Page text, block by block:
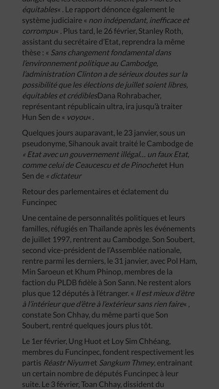
équitables« . Le rapport dénonce également le
système judiciaire « non indépendant, inefficace et
corrompu« . Plus tard, le 26 février, Stanley Roth,
assistant du secrétaire d’Etat, reprendra la même
thèse : « Sans changement fondamental dans
l’environnement politique au Cambodge,
l’administration Clinton a de sérieux doutes sur la
possibilité que les élections de juillet soient libres,
équitables et crédiblesDana Rohrabacher,
représentant républicain ultra, ira jusqu’à traiter
Hun Sen de « voyou« .
Quelques jours auparavant, le 23 janvier, sous un
pseudonyme, Sihanouk avait traité le Cambodge de
« Etat avec un gouvernement illégal… un faux Etat,
comme celui de Ceaucescu et de Pinochetet Hun
Sen de « dictateur
Retour des parlementaires et éclatement du
Funcinpec
Une centaine de personnalités politiques et leurs
familles, réfugiés en Thaïlande après les événements
de juillet 1997, rentrent au Cambodge. Son Soubert,
second vice-président de l’Assemblée nationale,
rentre parmi les derniers, le 31 janvier, avec Pol Ham,
Min Saroeun et Khum Phinop, membres de la
faction du PLDB fidèle à Son Sann. Ne restent alors
plus que 12 députés à l’étranger. « Il est mieux d’être
à l’intérieur que d’être à l’extérieur sans rien faire« ,
constate Son Chhay, du même parti que Son
Soubert, rentré quelques jours plus tôt.
Le 1er février, Ung Huot et Loy Sim Chhéang,
membres du Funcinpec, fondent respectivement les
partis Réastr Niyumet Sangkum Thmey, entrainant
un certain nombre de députés Funcinpec à leur
suite. Le 3 février, Toan Chhay, dissident du